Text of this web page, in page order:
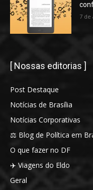
7 de
[ Nossas editorias ]
Post Destaque
Notícias de Brasília
Notícias Corporativas
⚖️ Blog de Política em
O que fazer no DF
✈️ Viagens do Eldo
Geral